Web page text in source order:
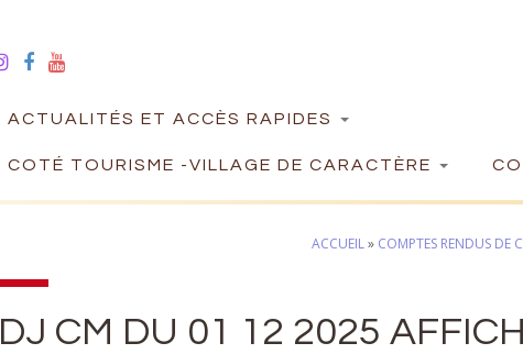
ACTUALITÉS ET ACCÈS RAPIDES
COTÉ TOURISME -VILLAGE DE CARACTÈRE
ACCUEIL» COMPTES RENDUS DE
CM DU 01 12 2025